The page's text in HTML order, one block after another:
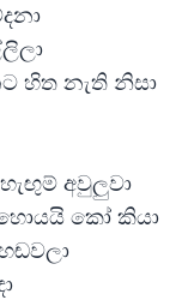
හිත නැති නිසා
අවුලුවා
කෝ කියා